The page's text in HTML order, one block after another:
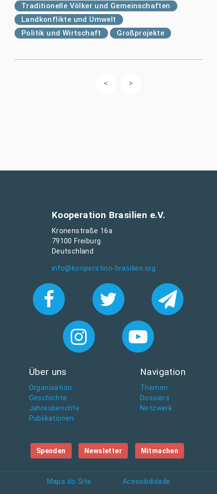
Traditionelle Völker und Gemeinschaften
Landkonflikte und Umwelt
Politik und Wirtschaft
Großprojekte
Kooperation Brasilien e.V.
Kronenstraße 16a
79100 Freiburg
Deutschland
info@kooperation-brasilien.org
Über uns
Organisation
Geschichte
Jahresberichte
Publikationen
Navigation
Themen
Dossiers
Netzwerk
Spenden Newsletter Mitmachen
Mapa do Site Acessibilidade